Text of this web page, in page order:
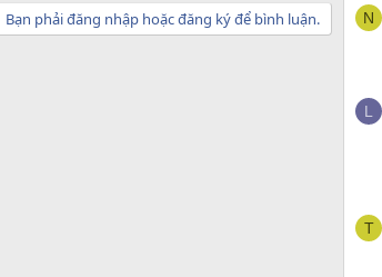
Bạn phải đăng nhập hoặc đăng ký để bình luận. N
L
T